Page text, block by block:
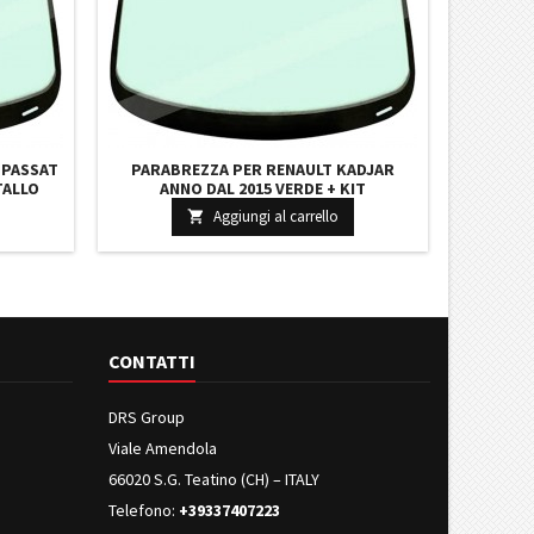
PARABREZZA PER RENAULT KADJAR
ANNO DAL 2015 VERDE + KIT
INCOLLAGGIO BASETTA PRED. CAM
7300AGACIMVZ75 727123554R
 Aggiungi al carrello
CONTATTI
DRS Group
Viale Amendola
66020 S.G. Teatino (CH) – ITALY
Telefono: +39337407223